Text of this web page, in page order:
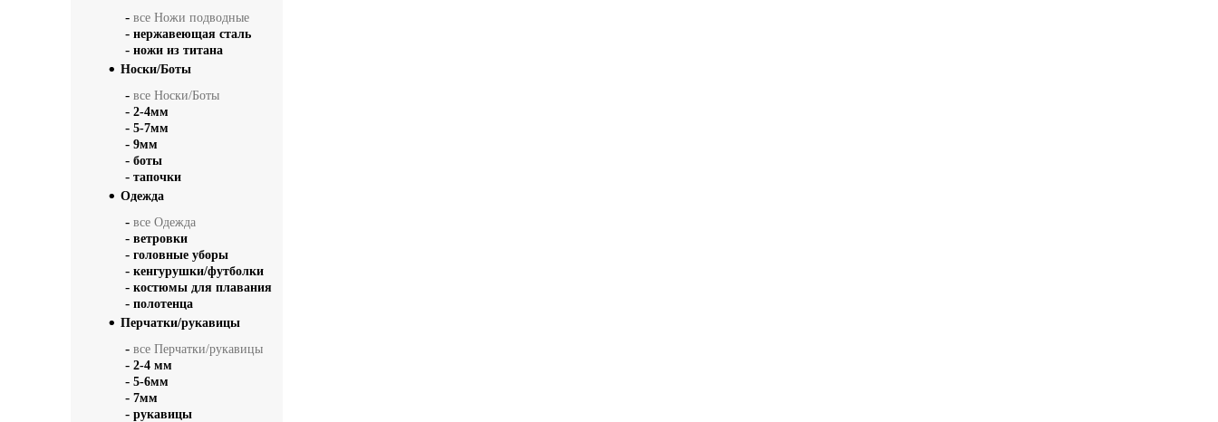
- все Ножи подводные
- нержавеющая сталь
- ножи из титана
Носки/Боты
- все Носки/Боты
- 2-4мм
- 5-7мм
- 9мм
- боты
- тапочки
Одежда
- все Одежда
- ветровки
- головные уборы
- кенгурушки/футболки
- костюмы для плавания
- полотенца
Перчатки/рукавицы
- все Перчатки/рукавицы
- 2-4 мм
- 5-6мм
- 7мм
- рукавицы